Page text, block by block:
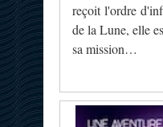
reçoit l'ordre
de la Lune, elle
sa mission…